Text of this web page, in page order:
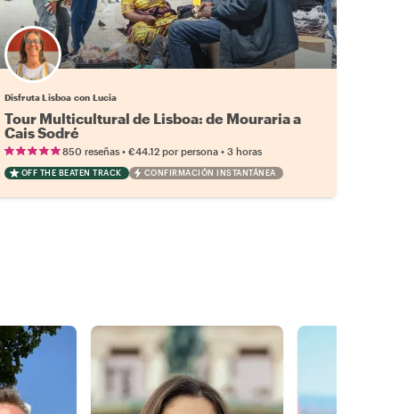
Disfruta Lisboa con Lucia
Tour Multicultural de Lisboa: de Mouraria a
Cais Sodré
850 reseñas• €44.12 por persona• 3 horas
OFF THE BEATEN TRACK CONFIRMACIÓN INSTANTÁNEA